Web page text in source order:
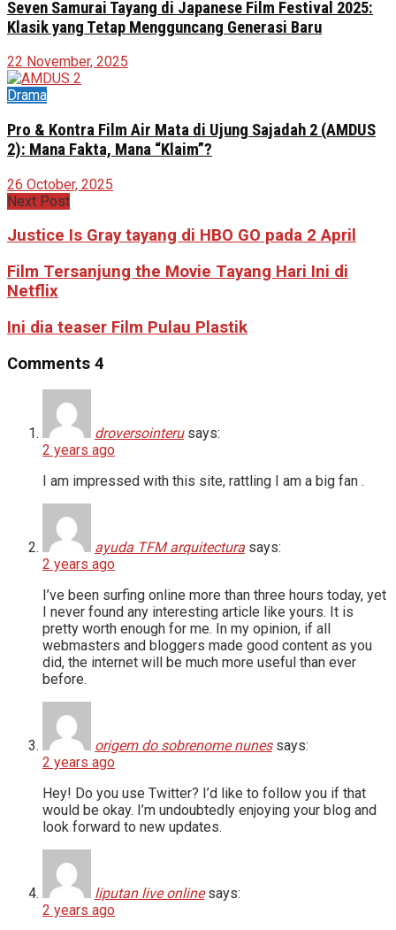
Seven Samurai Tayang di Japanese Film Festival 2025:
Klasik yang Tetap Mengguncang Generasi Baru
22 November, 2025
Drama
Pro & Kontra Film Air Mata di Ujung Sajadah 2 (AMDUS
2): Mana Fakta, Mana “Klaim”?
26 October, 2025
Next Post
Justice Is Gray tayang di HBO GO pada 2 April
Film Tersanjung the Movie Tayang Hari Ini di
Netflix
Ini dia teaser Film Pulau Plastik
Comments 4
droversointeru says:
2 years ago
I am impressed with this site, rattling I am a big fan .
ayuda TFM arquitectura says:
2 years ago
I’ve been surfing online more than three hours today, yet
I never found any interesting article like yours. It is
pretty worth enough for me. In my opinion, if all
webmasters and bloggers made good content as you
did, the internet will be much more useful than ever
before.
origem do sobrenome nunes says:
2 years ago
Hey! Do you use Twitter? I’d like to follow you if that
would be okay. I’m undoubtedly enjoying your blog and
look forward to new updates.
liputan live online says:
2 years ago